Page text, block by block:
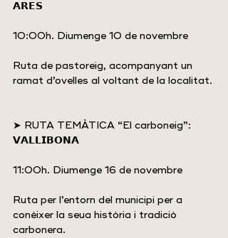
𝗔𝗥𝗘𝗦
10:00h. Diumenge 10 de novembre
Ruta de pastoreig, acompanyant un
ramat d’ovelles al voltant de la localitat.
➤ RUTA TEMÀTICA “El carboneig”:
𝗩𝗔𝗟𝗟𝗜𝗕𝗢𝗡𝗔
11:00h. Diumenge 16 de novembre
Ruta per l’entorn del municipi per a
conéixer la seua història i tradició
carbonera.